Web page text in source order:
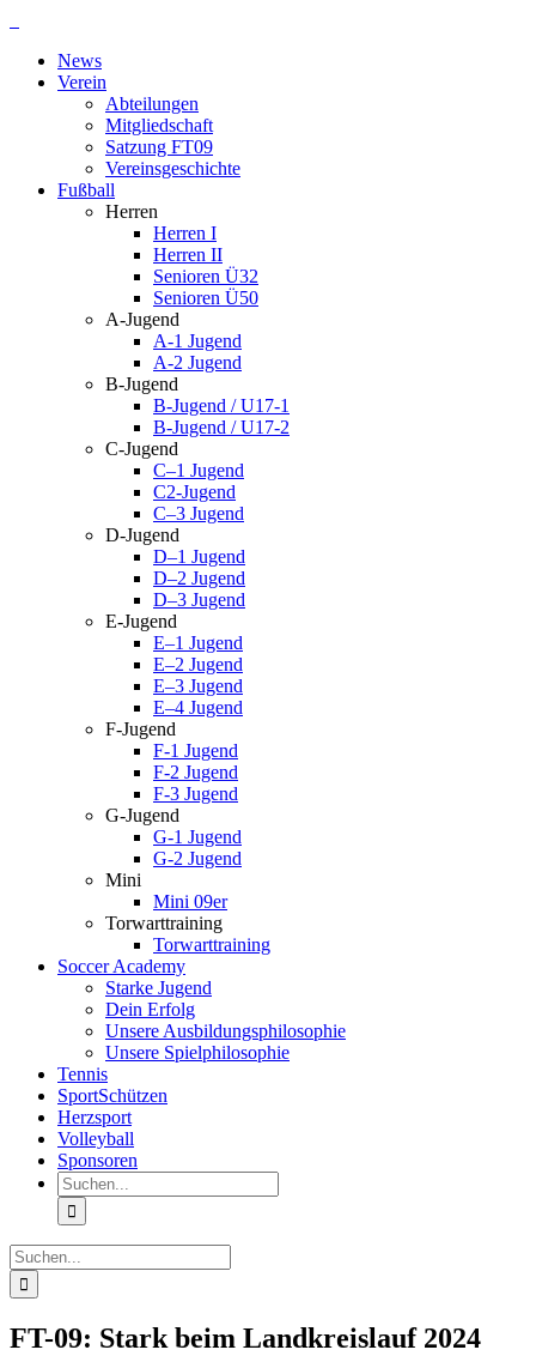
springenNews
Verein
Abteilungen
Mitgliedschaft
Satzung FT09
Vereinsgeschichte
Fußball
Herren
Herren I
Herren II
Senioren Ü32
Senioren Ü50
A-Jugend
A-1 Jugend
A-2 Jugend
B-Jugend
B-Jugend / U17-1
B-Jugend / U17-2
C-Jugend
C–1 Jugend
C2-Jugend
C–3 Jugend
D-Jugend
D–1 Jugend
D–2 Jugend
D–3 Jugend
E-Jugend
E–1 Jugend
E–2 Jugend
E–3 Jugend
E–4 Jugend
F-Jugend
F-1 Jugend
F-2 Jugend
F-3 Jugend
G-Jugend
G-1 Jugend
G-2 Jugend
Mini
Mini 09er
Torwarttraining
Torwarttraining
Soccer Academy
Starke Jugend
Dein Erfolg
Unsere Ausbildungsphilosophie
Unsere Spielphilosophie
Tennis
SportSchützen
Herzsport
Volleyball
Sponsoren
Suche
nach:
Suche
nach:
FT-09: Stark beim Landkreislauf 2024